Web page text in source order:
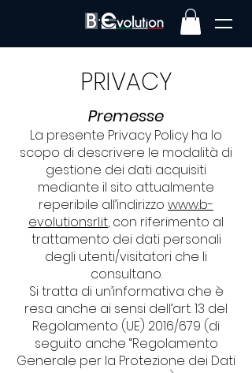
PRIVACY
Premesse
La presente Privacy Policy ha lo
scopo di descrivere le modalità di
gestione dei dati acquisiti
mediante il sito attualmente
reperibile all’indirizzo www.b-
evolutionsrl.it, con riferimento al
trattamento dei dati personali
degli utenti/visitatori che li
consultano.
Si tratta di un’informativa che è
resa anche ai sensi dell’art. 13 del
Regolamento (UE) 2016/679 (di
seguito anche “Regolamento
Generale per la Protezione dei Dati